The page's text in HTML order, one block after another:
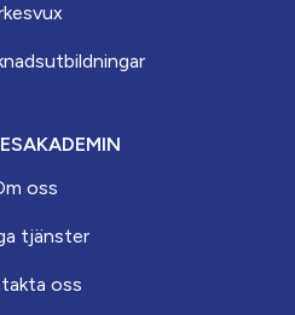
oss
tjänster
oss